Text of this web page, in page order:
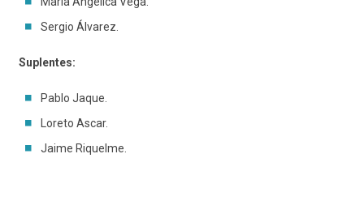
Sergio Álvarez.
Suplentes:
Pablo Jaque.
Loreto Ascar.
Jaime Riquelme.